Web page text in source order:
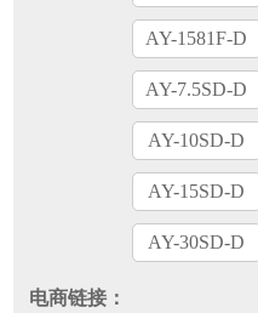
AY-1581F-D
AY-7.5SD-D
AY-10SD-D
AY-15SD-D
AY-30SD-D
电商链接：